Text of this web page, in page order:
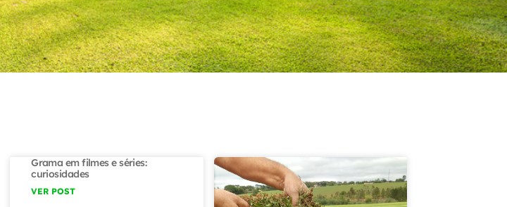
Grama em filmes e séries:
curiosidades
VER POST